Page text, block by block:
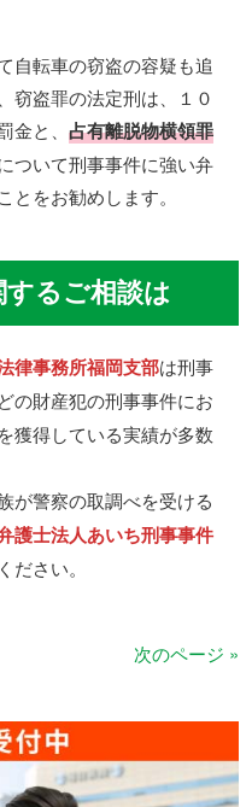
自転車の窃盗の容疑も追
窃盗罪の法定刑は、１０
金と、占有離脱物横領罪
ついて刑事事件に強い弁
をお勧めします。
るご相談は
律事務所福岡支部は刑事
の財産犯の刑事事件にお
獲得している実績が多数
が警察の取調べを受ける
護士法人あいち刑事事件
ださい。
次のページ »